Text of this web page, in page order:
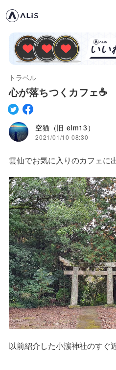
トラベル
心が落ちつくカフェ☕️
空猫（旧 elm13）
2021/01/10 08:30
雲仙でお気に入りのカフェに
以前紹介した小濵神社のすぐ近